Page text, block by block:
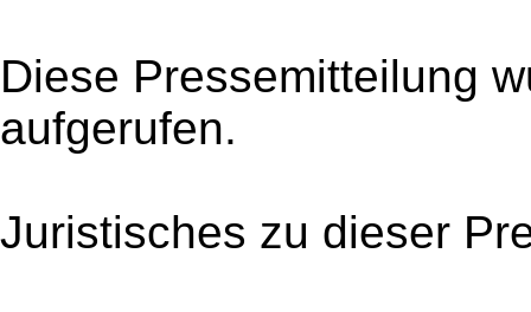
Diese Pressemitteilung
aufgerufen.
Juristisches zu dieser